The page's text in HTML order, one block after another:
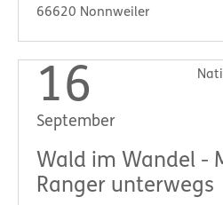
66620 Nonnweiler
16
September
Wald im Wandel -
Ranger unterwegs